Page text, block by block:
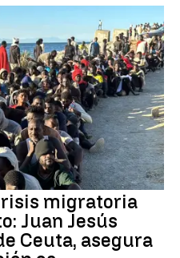
migratoria
Juan Jesús
Ceuta, asegura